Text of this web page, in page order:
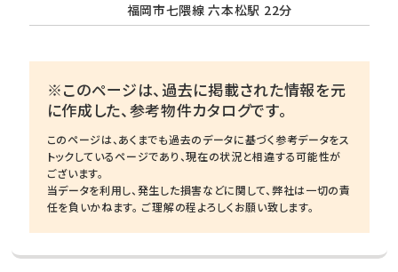
福岡市七隈線 六本松駅 22分
※このページは、過去に掲載された情報を元
に作成した、参考物件カタログです。
このページは、あくまでも過去のデータに基づく参考データをス
トックしているページであり、現在の状況と相違する可能性が
ございます。
当データを利用し、発生した損害などに関して、弊社は一切の責
任を負いかねます。 ご理解の程よろしくお願い致します。